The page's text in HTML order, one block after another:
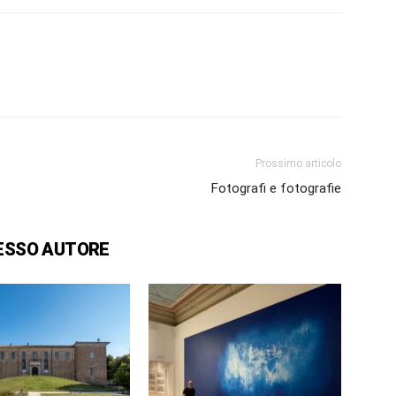
Prossimo articolo
Fotografi e fotografie
AUTORE